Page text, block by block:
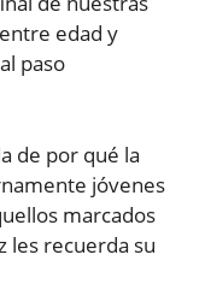
edad y
paso
de por qué la
jóvenes
marcados
les recuerda su